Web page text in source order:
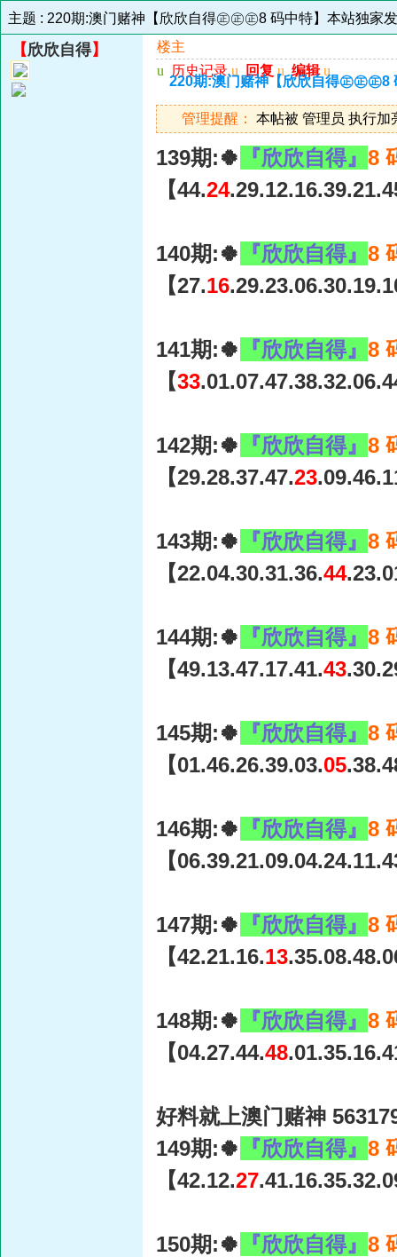
主题 : 220期:澳门赌神【欣欣自得㊣㊣㊣8 码中特】本站独家
【欣欣自得】
楼主
u
历史记录 u 回复 u 编辑 u
220期:澳门赌神【欣欣自得㊣㊣㊣8
管理提醒： 本帖被 管理员 执行加
139期:🍀 『欣欣自得』 8
【44.24
140期:🍀 『欣欣自得』 8
【27.16
141期:🍀 『欣欣自得』 8
【33
142期:🍀 『欣欣自得』 8
【29.28.37.47.23
143期:🍀 『欣欣自得』 8
【22.04.30.31.36.44
144期:🍀 『欣欣自得』 8
【49.13.47.17.41.43
145期:🍀 『欣欣自得』 8
【01.46.26.39.03.05
146期:🍀 『欣欣自得』 8
【
147期:🍀 『欣欣自得』 8
【42.21.16.13
148期:🍀 『欣欣自得』 8
【04.27.44.48
好料就上澳门赌神
149期:🍀
『欣欣自得』 8
【42.12.27
150期:🍀 『欣欣自得』 8